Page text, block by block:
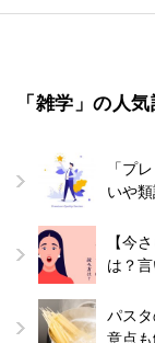
「雑学」の人
「プ
いや
【今
は？
パス
意点も